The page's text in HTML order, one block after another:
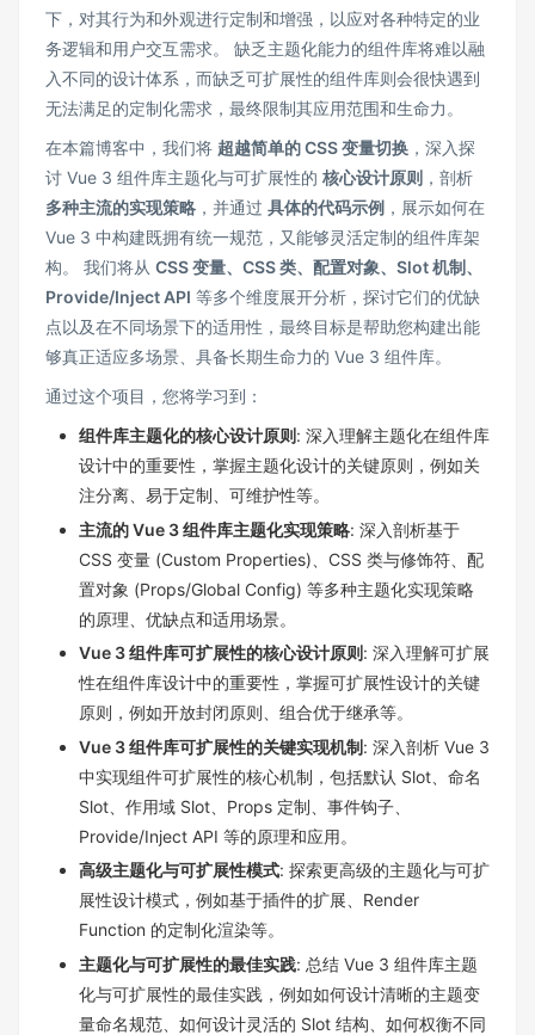
下，对其行为和外观进行定制和增强，以应对各种特定的业
务逻辑和用户交互需求。 缺乏主题化能力的组件库将难以融
入不同的设计体系，而缺乏可扩展性的组件库则会很快遇到
无法满足的定制化需求，最终限制其应用范围和生命力。
在本篇博客中，我们将 超越简单的 CSS 变量切换 ，深入探
讨 Vue 3 组件库主题化与可扩展性的 核心设计原则 ，剖析
多种主流的实现策略 ，并通过 具体的代码示例 ，展示如何在
Vue 3 中构建既拥有统一规范，又能够灵活定制的组件库架
构。 我们将从 CSS 变量、CSS 类、配置对象、Slot 机制、
Provide/Inject API 等多个维度展开分析，探讨它们的优缺
点以及在不同场景下的适用性，最终目标是帮助您构建出能
够真正适应多场景、具备长期生命力的 Vue 3 组件库。
通过这个项目，您将学习到：
组件库主题化的核心设计原则: 深入理解主题化在组件库
设计中的重要性，掌握主题化设计的关键原则，例如关
注分离、易于定制、可维护性等。
主流的 Vue 3 组件库主题化实现策略: 深入剖析基于
CSS 变量 (Custom Properties)、CSS 类与修饰符、配
置对象 (Props/Global Config) 等多种主题化实现策略
的原理、优缺点和适用场景。
Vue 3 组件库可扩展性的核心设计原则: 深入理解可扩展
性在组件库设计中的重要性，掌握可扩展性设计的关键
原则，例如开放封闭原则、组合优于继承等。
Vue 3 组件库可扩展性的关键实现机制: 深入剖析 Vue 3
中实现组件可扩展性的核心机制，包括默认 Slot、命名
Slot、作用域 Slot、Props 定制、事件钩子、
Provide/Inject API 等的原理和应用。
高级主题化与可扩展性模式: 探索更高级的主题化与可扩
展性设计模式，例如基于插件的扩展、Render
Function 的定制化渲染等。
主题化与可扩展性的最佳实践: 总结 Vue 3 组件库主题
化与可扩展性的最佳实践，例如如何设计清晰的主题变
量命名规范、如何设计灵活的 Slot 结构、如何权衡不同